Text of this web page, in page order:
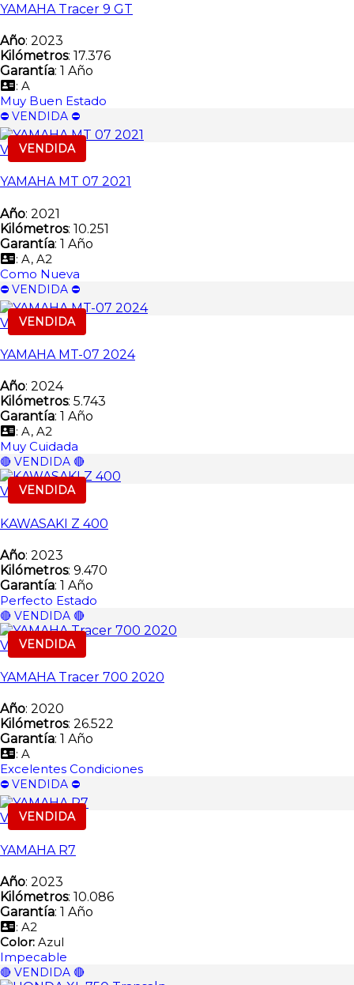
YAMAHA Tracer 9 GT
Año: 2023
Kilómetros: 17.376
Garantía: 1 Año
: A
Muy Buen Estado
⛔️ VENDIDA ⛔️
VENDIDA
Vendida
YAMAHA MT 07 2021
Año: 2021
Kilómetros: 10.251
Garantía: 1 Año
: A, A2
Como Nueva
⛔️ VENDIDA ⛔️
VENDIDA
Vendida
YAMAHA MT-07 2024
Año: 2024
Kilómetros: 5.743
Garantía: 1 Año
: A, A2
Muy Cuidada
🔴 VENDIDA 🔴
VENDIDA
Vendida
KAWASAKI Z 400
Año: 2023
Kilómetros: 9.470
Garantía: 1 Año
Perfecto Estado
🔴 VENDIDA 🔴
VENDIDA
Vendida
YAMAHA Tracer 700 2020
Año: 2020
Kilómetros: 26.522
Garantía: 1 Año
: A
Excelentes Condiciones
⛔️ VENDIDA ⛔️
VENDIDA
Vendida
YAMAHA R7
Año: 2023
Kilómetros: 10.086
Garantía: 1 Año
: A2
Color: Azul
Impecable
🔴 VENDIDA 🔴